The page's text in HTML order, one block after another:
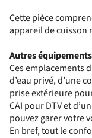
Cette pièce
appareil de cuisson
Autres équipements
Ces emplacements
d’eau privé, d’une
prise extérieure
CAI pour DTV et
pouvez garer votre
En bref, tout le